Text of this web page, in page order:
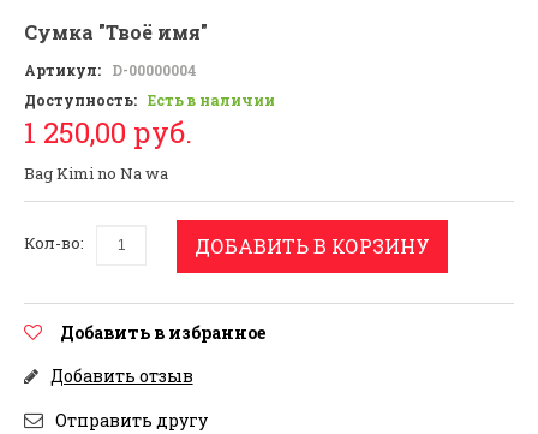
Сумка "Твоё имя"
Артикул:
D-00000004
Доступность: Есть в наличии
1 250,00 руб.
Bag Kimi no Na wa
Кол-во: ДОБАВИТЬ В КОРЗИНУ
Добавить в избранное
Добавить отзыв
Отправить другу